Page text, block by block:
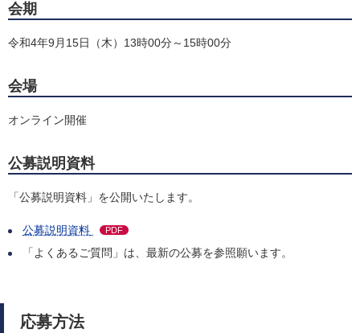
会期
令和4年9月15日（木）13時00分～15時00分
会場
オンライン開催
公募説明資料
「公募説明資料」を公開いたします。
公募説明資料 PDF
「よくあるご質問」は、最新の公募を参照願います。
応募方法